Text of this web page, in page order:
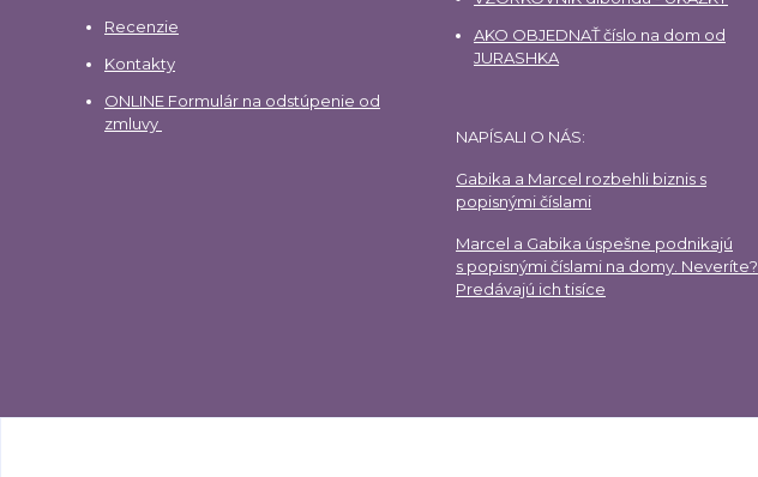
Recenzie
Kontakty
ONLINE Formulár na odstúpenie od
zmluvy
AKO OBJEDNAŤ číslo na dom od
JURASHKA
NAPÍSALI O NÁS:
Gabika a Marcel rozbehli biznis s
popisnými číslami
Marcel a Gabika úspešne podnikajú
s popisnými číslami na domy. Neveríte?
Predávajú ich tisíce